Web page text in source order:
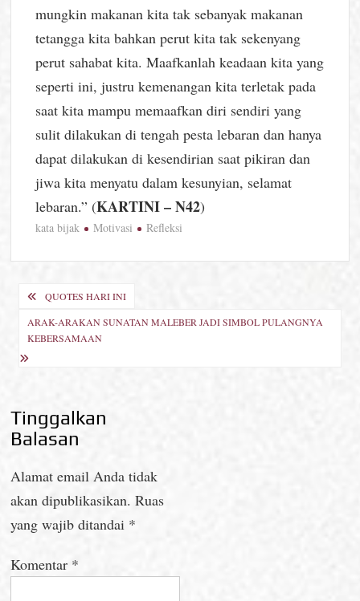
mungkin makanan kita tak sebanyak makanan
tetangga kita bahkan perut kita tak sekenyang
perut sahabat kita. Maafkanlah keadaan kita yang
seperti ini, justru kemenangan kita terletak pada
saat kita mampu memaafkan diri sendiri yang
sulit dilakukan di tengah pesta lebaran dan hanya
dapat dilakukan di kesendirian saat pikiran dan
jiwa kita menyatu dalam kesunyian, selamat
lebaran.” (KARTINI – N42)
kata bijak Motivasi Refleksi
Navigasi
pos
QUOTES HARI INI
ARAK-ARAKAN SUNATAN MALEBER JADI SIMBOL PULANGNYA
KEBERSAMAAN
Tinggalkan
Balasan
Alamat email Anda tidak
akan dipublikasikan. Ruas
yang wajib ditandai *
Komentar *